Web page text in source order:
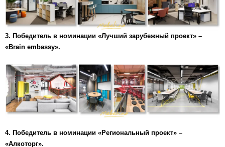
3. Победитель в номинации «Лучший зарубежный проект» –
«Brain embassy».
4. Победитель в номинации «Региональный проект» –
«Алкоторг».